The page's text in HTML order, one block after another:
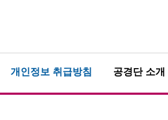
개인정보 취급방침 공경단 소개